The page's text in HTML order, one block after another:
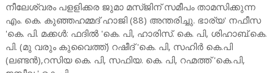
നീലേശ്വരം പളളിക്കര ജുമാ മസ്ജിന് സമീപം താമസിക്കുന്ന
എം. കെ. കുഞ്ഞഹമ്മദ് ഹാജി (88) അന്തരിച്ചു. ഭാര്യ' നഫീസ
'കെ. പി. മക്കൾ: ഫദിൽ 'കെ. പി, ഹാരിസ്. കെ. പി, ശിഹാബ്.കെ.
പി. (മു വരും കുവൈത്ത്) റഷീദ് 'കെ. പി, സഹിർ കെ.പി
(ലണ്ടൻ),റസിയ കെ. പി, സഫിയ. കെ. പി, റഹ്മത്ത് 'കെ.പി,